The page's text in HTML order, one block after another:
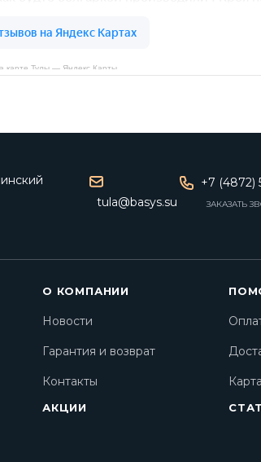
карте Тулы — Яндекс Карты
tula@basys.su
+7 (4872)
ЗАКАЗАТЬ
О КОМПАНИИ
Новости
Гарантия и возврат
Контакты
АКЦИИ